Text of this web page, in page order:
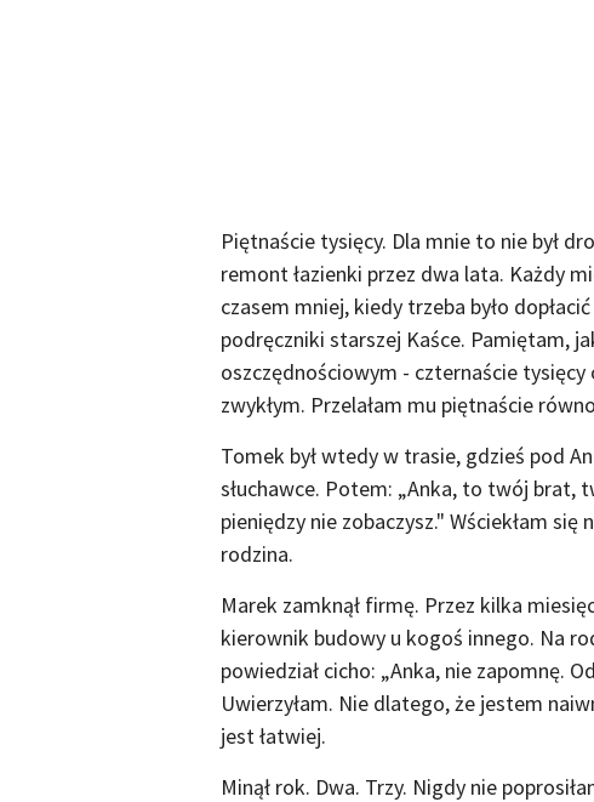
Piętnaście tysięcy. Dla mnie to nie był
remont łazienki przez dwa lata. Każdy
czasem mniej, kiedy trzeba było
podręczniki starszej Kaśce. Pamiętam,
oszczędnościowym - czternaście
zwykłym. Przelałam mu piętnaście
Tomek był wtedy w trasie, gdzieś pod
słuchawce. Potem: „Anka, to twój brat,
pieniędzy nie zobaczysz." Wściekłam
rodzina.
Marek zamknął firmę. Przez kilka
kierownik budowy u kogoś innego. Na
powiedział cicho: „Anka, nie zapomnę.
Uwierzyłam. Nie dlatego, że jestem
jest łatwiej.
Minął rok. Dwa. Trzy. Nigdy nie